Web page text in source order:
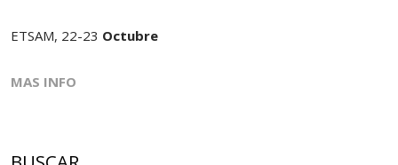
ETSAM, 22-23 Octubre
MAS INFO